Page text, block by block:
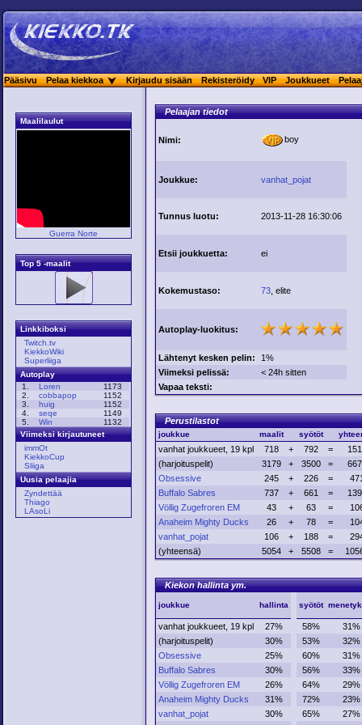
Pääsivu Pelaa kiekkoa Kirjaudu sisään Rekisteröidy VIP Joukkueet
Maalilaulut
Guerra Norte
Top 5 -maalit
Linkkiboksi
Twitch.tv
KiekkoWiki
Superliiga
Autoplay
1.
Loren
1173
2.
cobbapop
1152
3.
huig
1152
4.
seqe
1149
5.
Win
1132
Viimeksi kirjautuneet
immOt
KiekkoCup
Sliiga
Uusia pelaajia
Zyndettää
Thiago
LAsoLi
Pelaajan tiedot
Nimi: boy
Joukkue: vanhat_pojat
Tunnus luotu: 2013-11-28 16:30:06
Etsii joukkuetta: ei
Kokemustaso: 73 , elite
Autoplay-luokitus:
Lähtenyt kesken pelin:
1%
Viimeksi pelissä:
< 24h sitten
Vapaa teksti:
Perustilastot
joukkue maalit syötöt
vanhat joukkueet, 19 kpl 718 + 792 =
(harjoituspelit)
3179 + 3500 =
Obsessive
245 + 226 =
Buffalo Sabres
737 + 661 =
Völlig Zugefroren EM
43 + 63 =
Anaheim Mighty Ducks
26 + 78 =
vanhat_pojat
106 + 188 =
(yhteensä)
5054 + 5508 =
Kiekon hallinta ym.
joukkue hallinta syötöt
vanhat joukkueet, 19 kpl 27% 58%
31%
(harjoituspelit)
30% 53%
32%
Obsessive
25% 60%
31%
Buffalo Sabres
30% 56%
33%
Völlig Zugefroren EM
26% 64%
29%
Anaheim Mighty Ducks
31% 72%
23%
vanhat_pojat
30% 65%
27%